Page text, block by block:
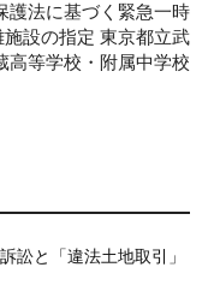
護法に基づく緊急一時
施設の指定 東京都立武
高等学校・附属中学校
訟と「違法土地取引」